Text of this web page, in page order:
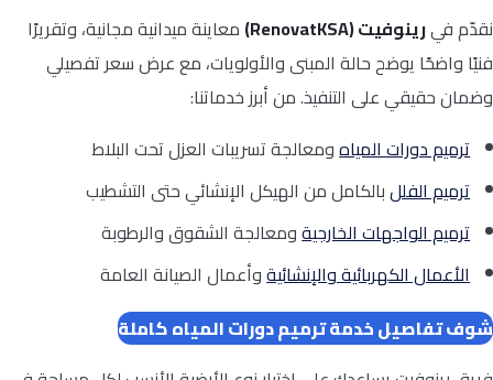
نقدّم فيرينوفيت (RenovatKSA)
معاينة ميدانية مجانية، وتقريرًا
فنيًا واضحًا يوضح حالة المبنى والأولويات، مع عرض سعر تفصيلي
وضمان حقيقي على التنفيذ. من أبرز خدماتنا:
ترميم دورات المياهومعالجة تسريبات العزل تحت البلاط
ترميم الفللبالكامل من الهيكل الإنشائي حتى التشطيب
ترميم الواجهات الخارجيةومعالجة الشقوق والرطوبة
الأعمال الكهربائية والإنشائيةوأعمال الصيانة العامة
شوف تفاصيل خدمة ترميم دورات المياه كاملة